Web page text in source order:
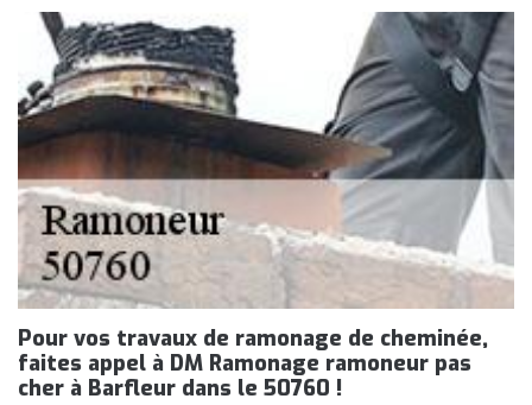
Pour vos travaux de ramonage de cheminée,
faites appel à DM Ramonage ramoneur pas
cher à Barfleur dans le 50760 !